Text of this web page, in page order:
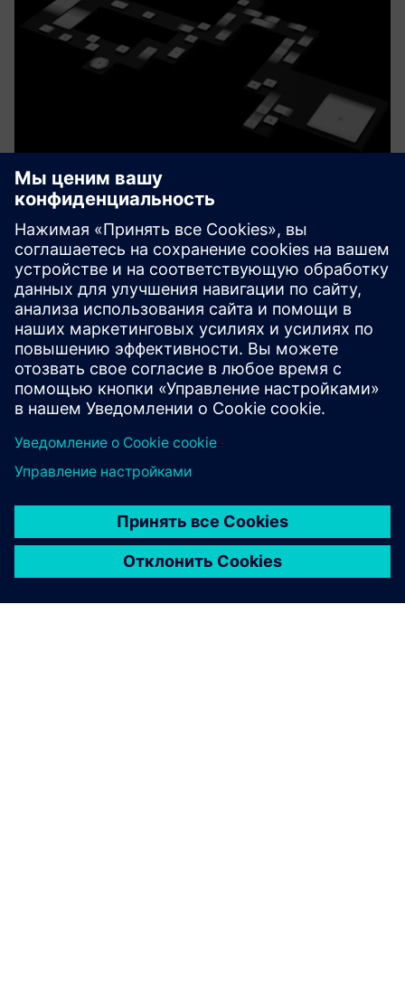
Planar Motor System
The Planar Motor System transforms next-gen production
with unmatched flexibility, scalability, and modularity.
Three components power full 6-DOF freedom: levitating
XBots (movers), Flyways (stators), and the PMC,
integrated with ...
Узнайте больше